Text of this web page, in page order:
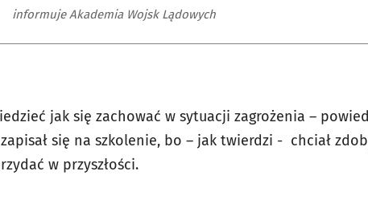
informuje Akademia Wojsk Lądowych
jak się zachować w sytuacji zagrożenia –
się na szkolenie, bo – jak twierdzi - chciał
w przyszłości.